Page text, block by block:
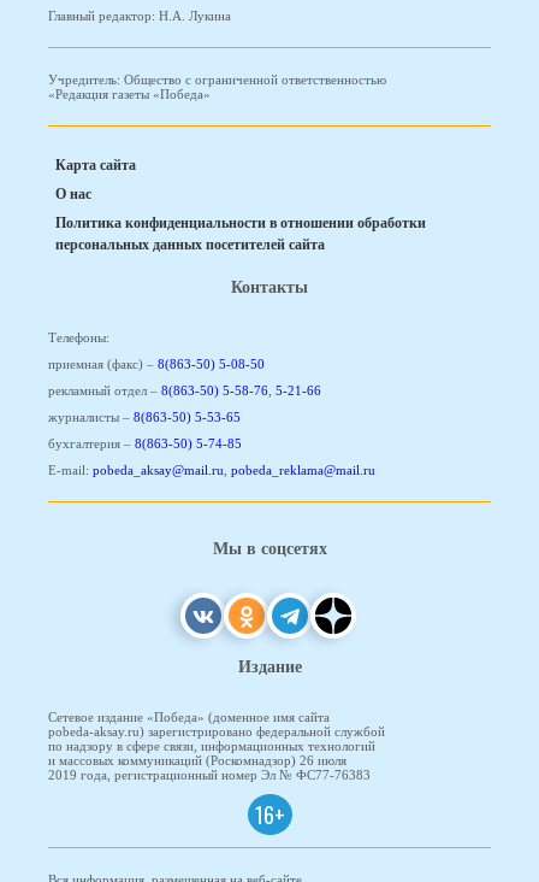
Главный редактор: Н.А. Лукина
Учредитель: Общество с ограниченной ответственностью
«Редакция газеты «Победа»
Карта сайта
О нас
Политика конфиденциальности в отношении обработки
персональных данных посетителей сайта
Контакты
Телефоны:
приемная (факс) – 8(863-50) 5-08-50
рекламный отдел – 8(863-50) 5-58-76, 5-21-66
журналисты – 8(863-50) 5-53-65
бухгалтерия – 8(863-50) 5-74-85
E-mail: pobeda_aksay@mail.ru, pobeda_reklama@mail.ru
Мы в соцсетях
Издание
Сетевое издание «Победа» (доменное имя сайта
pobeda-aksay.ru) зарегистрировано федеральной службой
по надзору в сфере связи, информационных технологий
и массовых коммуникаций (Роскомнадзор) 26 июля
2019 года, регистрационный номер Эл № ФС77-76383
16+